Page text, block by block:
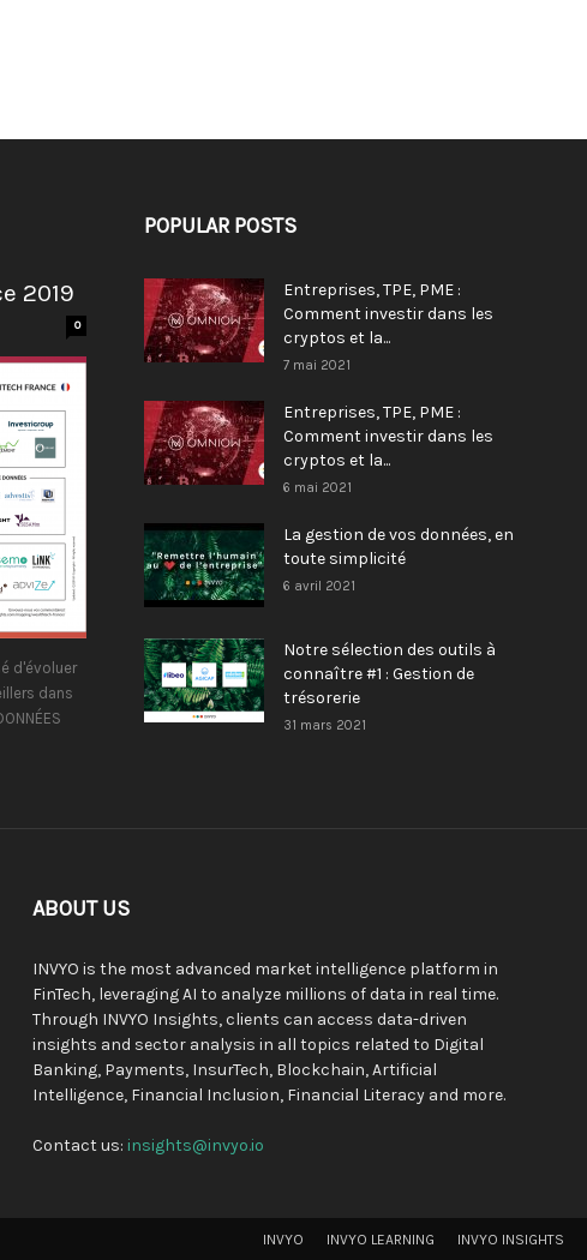
2019
0
d'évoluer
dans
POPULAR POSTS
Entreprises, TPE, PME :
Comment investir dans les
cryptos et la...
7 mai 2021
Entreprises, TPE, PME :
Comment investir dans les
cryptos et la...
6 mai 2021
La gestion de vos données, en
toute simplicité
6 avril 2021
Notre sélection des outils à
connaître #1 : Gestion de
trésorerie
31 mars 2021
ABOUT US
INVYO is the most advanced market intelligence platform in
FinTech, leveraging AI to analyze millions of data in real time.
Through INVYO Insights, clients can access data-driven
insights and sector analysis in all topics related to Digital
Banking, Payments, InsurTech, Blockchain, Artificial
Intelligence, Financial Inclusion, Financial Literacy and more.
Contact us: insights@invyo.io
INVYO INVYO LEARNING INVYO INSIGHTS